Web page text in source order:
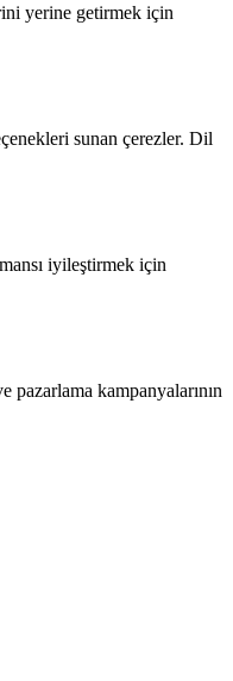
yerine getirmek için
sunan çerezler. Dil
iyileştirmek için
kampanyalarının